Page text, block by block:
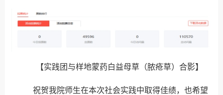
【实践团与样地蒙药白益母草（脓疮草）合影】
祝贺我院师生在本次社会实践中取得佳绩，也希望